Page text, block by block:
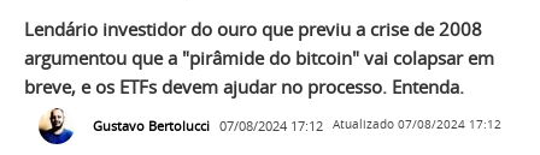
Lendário investidor do ouro que previu a crise de 2008
argumentou que a "pirâmide do bitcoin" vai colapsar em
breve, e os ETFs devem ajudar no processo. Entenda.
Gustavo Bertolucci 07/08/2024 17:12 Atualizado 07/08/2024 17:12